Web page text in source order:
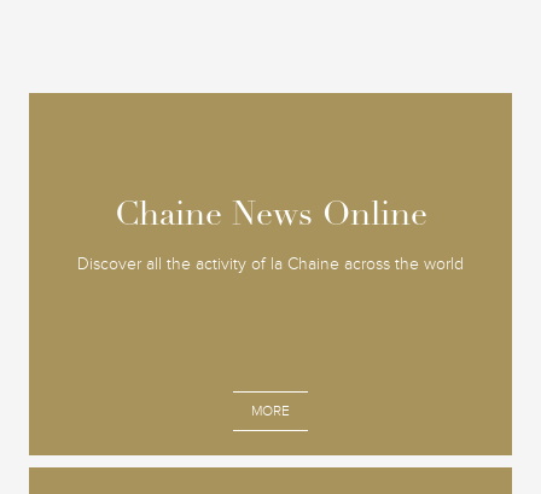
Chaine News Online
Discover all the activity of la Chaine across the world
MORE
Chaine News Online